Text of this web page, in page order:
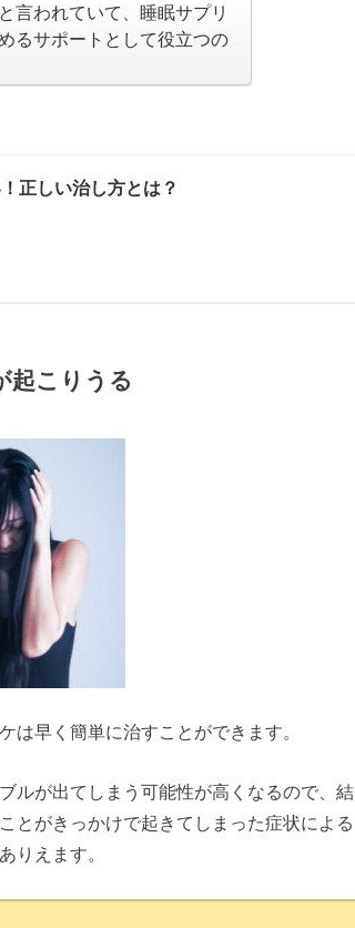
言われていて、睡眠サプリ
るサポートとして役立つの
正しい治し方とは？
起こりうる
は早く簡単に治すことができます。
ルが出てしまう可能性が高くなるので、結
とがきっかけで起きてしまった症状による
りえます。